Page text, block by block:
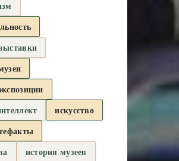
искусство
история музеев